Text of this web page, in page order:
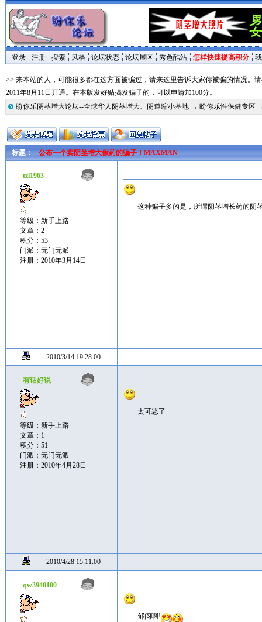
登录 注册 搜索 风格 论坛状态 论坛展区 秀色酷站 怎样快速提高积分
>> 来本站的人，可能很多都在这方面被骗过，请来这里告诉大家你被骗的情况。
2011年8月11日开通。在本版发好贴揭发骗子的，可以申请加100分。
盼你乐阴茎增大论坛--全球华人阴茎增大、阴道缩小基地→ 盼你乐性保健专区
标题： 公布一个卖阴茎增大假药的骗子！MAXMAN
tzl1963
等级：新手上路
文章：2
积分：53
门派：无门无派
注册：2010年3月14日
这种骗子多的是，所谓阴茎增长药的阴
2010/3/14 19:28:00
有话好说
等级：新手上路
文章：1
积分：51
门派：无门无派
注册：2010年4月28日
太可恶了
2010/4/28 15:11:00
qw3940100
郁闷啊!